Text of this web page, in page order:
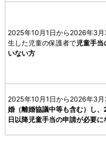
2025年10月1日から2026年3月
生した児童の保護者で児童手当
いない方
2025年10月1日から2026年3月
婚（離婚協議中等も含む）し
日以降児童手当の申請が必要